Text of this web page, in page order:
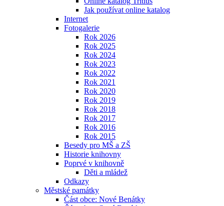
Jak používat online katalog
Internet
Fotogalerie
Rok 2026
Rok 2025
Rok 2024
Rok 2023
Rok 2022
Rok 2021
Rok 2020
Rok 2019
Rok 2018
Rok 2017
Rok 2016
Rok 2015
Besedy pro MŠ a ZŠ
Historie knihovny
Poprvé v knihovně
Děti a mládež
Odkazy
Městské památky
Část obce: Nové Benátky